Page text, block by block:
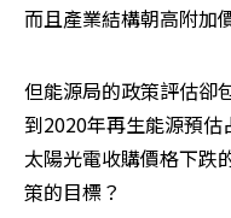
而且產業結構朝高附加
但能源局的政策評估卻
到2020年再生能源預
太陽光電收購價格下跌
策的目標？